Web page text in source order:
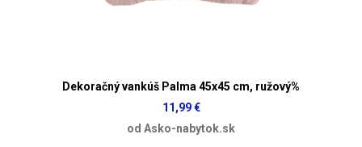
Dekoračný vankúš Palma 45x45 cm, ružový%
11,99 €
od Asko-nabytok.sk